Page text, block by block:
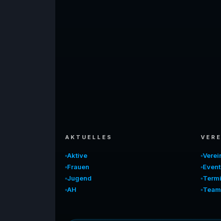
AKTUELLES
Aktive
Frauen
Jugend
AH